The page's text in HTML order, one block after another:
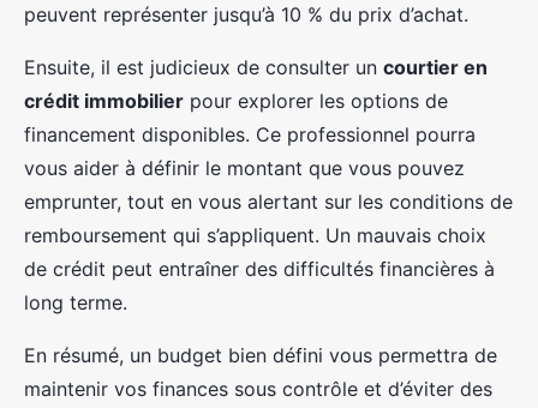
peuvent représenter jusqu’à 10 % du prix d’achat.
Ensuite, il est judicieux de consulter un courtier en
crédit immobilier pour explorer les options de
financement disponibles. Ce professionnel pourra
vous aider à définir le montant que vous pouvez
emprunter, tout en vous alertant sur les conditions de
remboursement qui s’appliquent. Un mauvais choix
de crédit peut entraîner des difficultés financières à
long terme.
En résumé, un budget bien défini vous permettra de
maintenir vos finances sous contrôle et d’éviter des